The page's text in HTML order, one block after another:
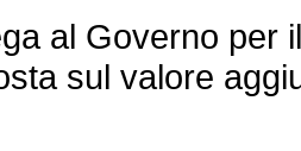
al Governo per
sul valore